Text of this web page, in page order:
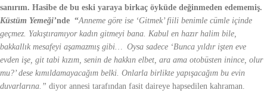
sanırım. Hasibe de bu eski yaraya birkaç öyküde değinmeden edememiş.
Küstüm Yemeği’nde “Anneme göre ise ‘Gitmek’ fiili benimle cümle içinde
geçmez. Yakıştıramıyor kadın gitmeyi bana. Kabul en hazır halim bile,
bakkallık mesafeyi aşamazmış gibi… Oysa sadece ‘Bunca yıldır işten eve
evden işe, git tabi kızım, senin de hakkın elbet, ara ama otobüsten inince, olur
mu?’ dese kımıldamayacağım belki. Onlarla birlikte yapışacağım bu evin
duvarlarına.” diyor annesi tarafından fasit daireye hapsedilen kahraman.